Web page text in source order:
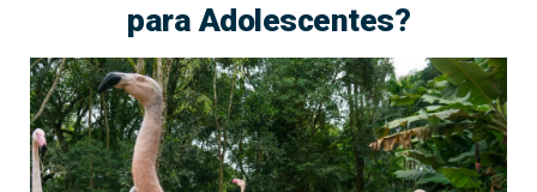
para Adolescentes?